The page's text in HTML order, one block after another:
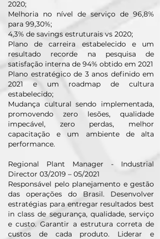
2020;
Melhoria no nível de serviço de 96,8%
para 99,30%;
4,3% de savings estruturais vs 2020;
Plano de carreira estabelecido e um
resultado recorde na pesquisa de
satisfação interna de 94% obtido em 2021
Plano estratégico de 3 anos definido em
2021 e um roadmap de cultura
estabelecido;
Mudança cultural sendo implementada,
promovendo zero lesões, qualidade
impecável, zero perdas, melhor
capacitação e um ambiente de alta
performance.
Regional Plant Manager - Industrial
Director 03/2019 – 05/2021
Responsável pelo planejamento e gestão
das operações do Brasil. Desenvolver
estratégias para entregar resultados best
in class de segurança, qualidade, serviço
e custo. Garantir a estrutura correta de
custos de cada produto. Liderar e